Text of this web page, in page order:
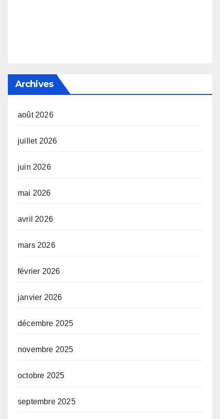
Archives
août 2026
juillet 2026
juin 2026
mai 2026
avril 2026
mars 2026
février 2026
janvier 2026
décembre 2025
novembre 2025
octobre 2025
septembre 2025